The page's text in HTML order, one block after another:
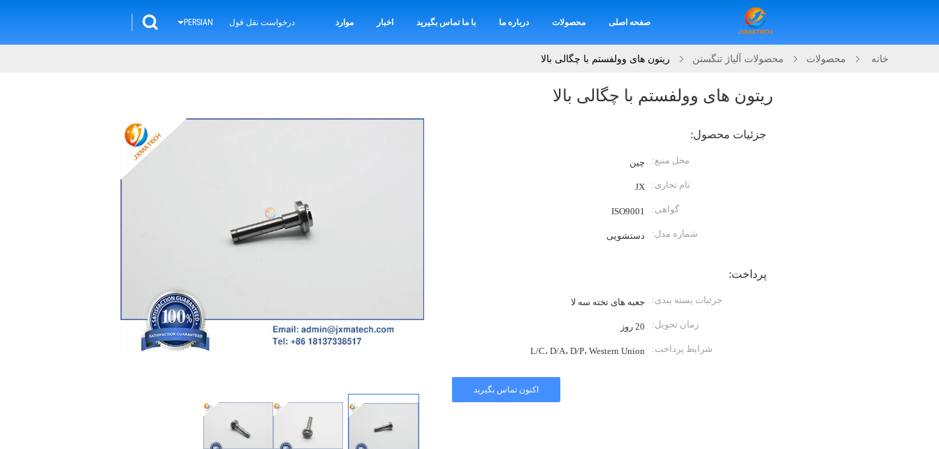
صفحه اصلی محصولات درباره ما با ما تماس بگیرید اخبار موارد درخواست نقل قول PERSIAN
خانه محصولات محصولات آلیاژ تنگستن ریتون های وولفستم با چگالی بالا
ریتون های وولفستم با چگالی بالا
جزئیات محصول:
محل منبع: چین
نام تجاری: JX
گواهی: ISO9001
شماره مدل: دستشویی
پرداخت:
جزئیات بسته بندی: جعبه های تخته سه لا
زمان تحویل: 20 روز
شرایط پرداخت: L/C، D/A، D/P، Western Union
اکنون تماس بگیرید